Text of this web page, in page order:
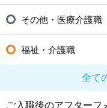
その他・医療介護職
福祉・介護職
全て
ご入職後のアフターフ